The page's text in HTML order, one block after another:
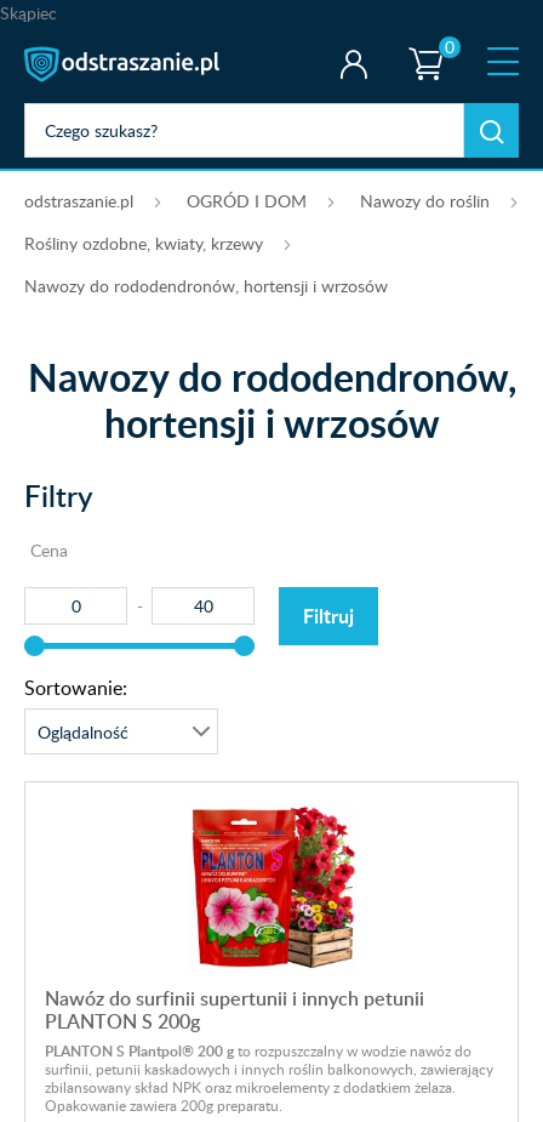
Skąpiec
0
odstraszanie.pl OGRÓD I DOM
Nawozy do roślin
Rośliny ozdobne, kwiaty, krzewy
Nawozy do rododendronów, hortensji i wrzosów
Nawozy do rododendronów,
hortensji i wrzosów
Filtry
Cena
Filtruj
Sortowanie:
Nawóz do surfinii supertunii i innych petunii
PLANTON S 200g
PLANTON S Plantpol® 200 gto rozpuszczalny w wodzie nawóz do
surfinii, petunii kaskadowych i innych roślin balkonowych, zawierający
zbilansowany skład NPK oraz mikroelementy z dodatkiem żelaza.
Opakowanie zawiera 200g preparatu.